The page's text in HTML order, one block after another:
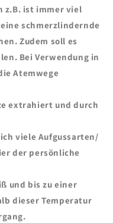
ist immer viel
schmerzlindernde
Zudem soll es
Bei Verwendung in
Atemwege
extrahiert und durch
viele Aufgussarten/
der persönliche
und bis zu einer
dieser Temperatur